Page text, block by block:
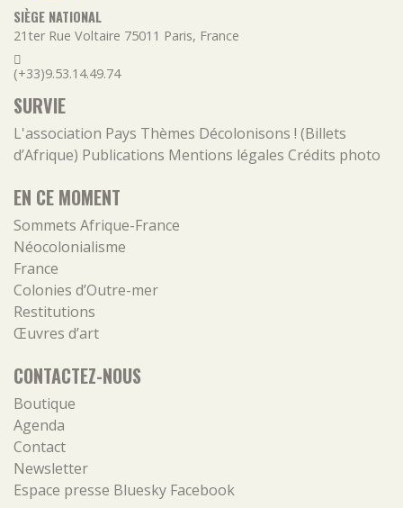
SIÈGE NATIONAL
21ter Rue Voltaire 75011 Paris, France
(+33)9.53.14.49.74
SURVIE
L'association Pays Thèmes Décolonisons ! (Billets
d’Afrique) Publications Mentions légales Crédits photo
EN CE MOMENT
Sommets Afrique-France
Néocolonialisme
France
Colonies d’Outre-mer
Restitutions
Œuvres d’art
CONTACTEZ-NOUS
Boutique
Agenda
Contact
Newsletter
Espace presse Bluesky Facebook